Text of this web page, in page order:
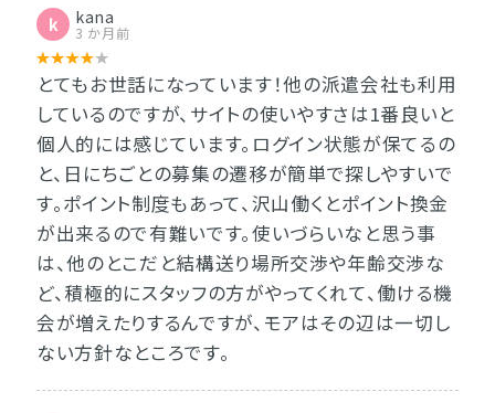
k kana
3 か月前
とてもお世話になっています！他の派遣会社も利用
しているのですが、サイトの使いやすさは1番良いと
個人的には感じています。ログイン状態が保てるの
と、日にちごとの募集の遷移が簡単で探しやすいで
す。ポイント制度もあって、沢山働くとポイント換金
が出来るので有難いです。使いづらいなと思う事
は、他のとこだと結構送り場所交渉や年齢交渉な
ど、積極的にスタッフの方がやってくれて、働ける機
会が増えたりするんですが、モアはその辺は一切し
ない方針なところです。